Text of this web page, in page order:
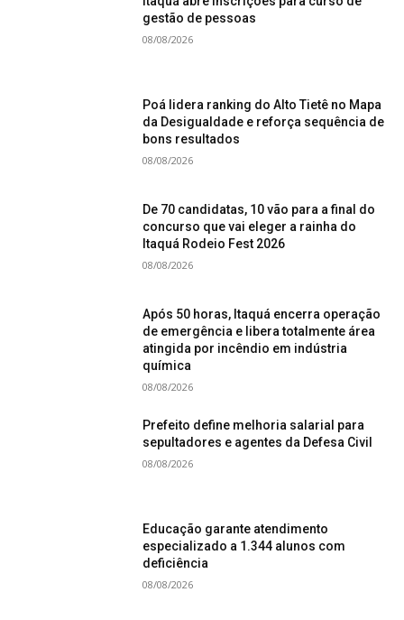
gestão de pessoas
08/08/2026
Poá lidera ranking do Alto Tietê no Mapa
da Desigualdade e reforça sequência de
bons resultados
08/08/2026
De 70 candidatas, 10 vão para a final do
concurso que vai eleger a rainha do
Itaquá Rodeio Fest 2026
08/08/2026
Após 50 horas, Itaquá encerra operação
de emergência e libera totalmente área
atingida por incêndio em indústria
química
08/08/2026
Prefeito define melhoria salarial para
sepultadores e agentes da Defesa Civil
08/08/2026
Educação garante atendimento
especializado a 1.344 alunos com
deficiência
08/08/2026